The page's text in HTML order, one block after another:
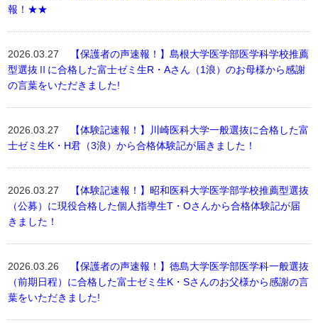
報！★★
2026.03.27
【保護者の声速報！】島根大学医学部医学科学校推薦
型選抜Ⅱに合格した富士ゼミ生R・Aさん（1浪）のお母様から感謝
の言葉をいただきました!
2026.03.27
【体験記速報！】川崎医科大学一般選抜に合格した富
士ゼミ生K・H君（3浪）から合格体験記が届きました！
2026.03.27
【体験記速報！】昭和医科大学医学部学校推薦型選抜
（公募）に現役合格した個人指導生T・Oさんから合格体験記が届
きました！
2026.03.26
【保護者の声速報！】徳島大学医学部医学科一般選抜
（前期日程）に合格した富士ゼミ生K・Sさんのお父様から感謝の言
葉をいただきました!